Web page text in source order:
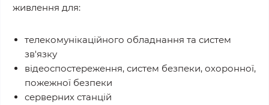
живлення для:
телекомунікаційного обладнання та систем
зв'язку
відеоспостереження, систем безпеки, охоронної,
пожежної безпеки
серверних станцій